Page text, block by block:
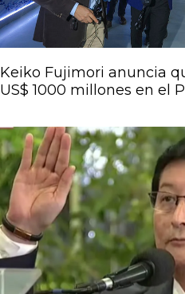
Keiko Fujimori anuncia
US$ 1000 millones en el